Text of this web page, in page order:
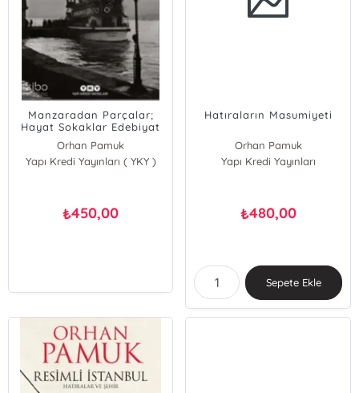
Manzaradan Parçalar;
Hayat Sokaklar Edebiyat
Orhan Pamuk
Yapı Kredi Yayınları ( YKY )
₺450,00
Hatıraların Masumiyeti
Orhan Pamuk
Yapı Kredi Yayınları
₺480,00
Sepete Ekle